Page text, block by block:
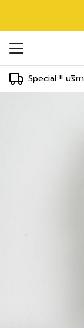
Special !! บริก
in the cart.
address*
คลิกที่นี่เพื่อสมัคร
คุณเพื่อรองรับประสบการ